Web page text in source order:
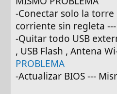
-Conectar solo la
corriente sin regleta ---
-Quitar todo USB
, USB Flash , Antena
PROBLEMA
-Actualizar BIOS ---